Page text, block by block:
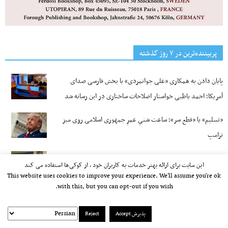
پربیننده‌ترین‌ در ۷ روز گذشته
پایان دادن به همکاری «علی جوانمردی» با بخش فارسی صدای
آمریکا؛ احمد باطبی خواستار اصلاحات ساختاری در این رسانه شد
«تسلیم» یا «قطع سر»؛ ساعت شنیِ عمرِ جمهوری اسلامی روی میز
ترامپ
مشروط به استعلام از دادستانی و نهادهای امنیتی شد
جمهوری اسلامی حتی با وجود محاصره دریایی هم مدیریت بحران
این سایت برای ارائه بهتر خدمات به کاربران خود ، از کوکی‌ها استفاده می کند
This website uses cookies to improve your experience. We'll assume you're ok
with this, but you can opt-out if you wish.
پذیرش Accept Reject